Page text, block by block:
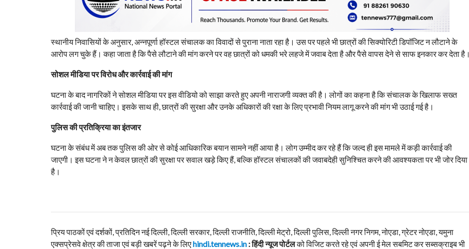
स्थानीय निवासियों के अनुसार, अन्नपूर्णा हॉस्टल संचालक का विवादों से पुराना नाता रहा है। उस पर पहले भी छात्रों की सिक्योरिटी डिपॉजिट न लौटाने के
आरोप लग चुके हैं। कहा जाता है कि पैसे लौटाने की मांग करने पर वह छात्रों को धमकी भरे लहजे में जवाब देता है और पैसे वापस देने से साफ इनकार कर देता है।
सोशल मीडिया पर विरोध और कार्रवाई की मांग
घटना के बाद नागरिकों ने सोशल मीडिया पर इस वीडियो को साझा करते हुए अपनी नाराजगी व्यक्त की है। लोगों का कहना है कि संचालक के खिलाफ सख्त
कार्रवाई की जानी चाहिए। इसके साथ ही, छात्रों की सुरक्षा और उनके अधिकारों की रक्षा के लिए प्रभावी नियम लागू करने की मांग भी उठाई गई है।
पुलिस की प्रतिक्रिया का इंतजार
घटना के संबंध में अब तक पुलिस की ओर से कोई आधिकारिक बयान सामने नहीं आया है। लोग उम्मीद कर रहे हैं कि जल्द ही इस मामले में कड़ी कार्रवाई की
जाएगी। इस घटना ने न केवल छात्रों की सुरक्षा पर सवाल खड़े किए हैं, बल्कि हॉस्टल संचालकों की जवाबदेही सुनिश्चित करने की आवश्यकता पर भी जोर दिया
है।
प्रिय पाठकों एवं दर्शकों, प्रतिदिन नई दिल्ली, दिल्ली सरकार, दिल्ली राजनीति, दिल्ली मेट्रो, दिल्ली पुलिस, दिल्ली नगर निगम, नोएडा, ग्रेटर नोएडा, यमुना
एक्सप्रेसवे क्षेत्र की ताजा एवं बड़ी खबरें पढ़ने के लिएhindi.tennews.in : हिंदी न्यूज पोर्टलको विजिट करते रहे एवं अपनी ई मेल सबमिट कर सब्सक्राइब भी